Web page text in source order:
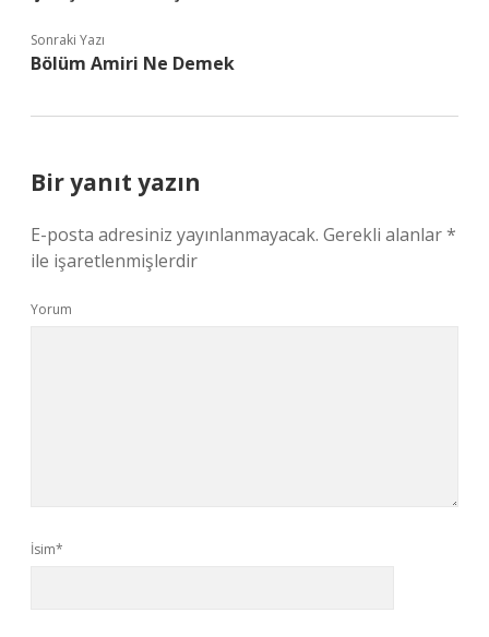
Sonraki Yazı
Bölüm Amiri Ne Demek
Bir yanıt yazın
E-posta adresiniz yayınlanmayacak. Gerekli alanlar*
ile işaretlenmişlerdir
Yorum
İsim*